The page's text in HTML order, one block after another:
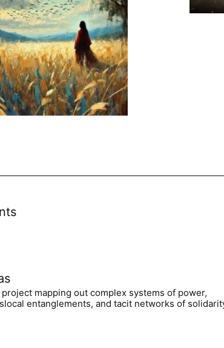
mapping out complex systems of power,
entanglements, and tacit networks of